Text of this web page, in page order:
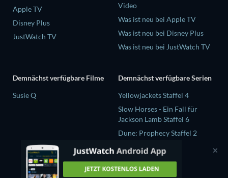
Apple TV
Disney Plus
JustWatch TV
Video
Was ist neu bei Apple TV
Was ist neu bei Disney Plus
Was ist neu bei JustWatch TV
Demnächst verfügbare Filme
Susie Q
Demnächst verfügbare Serien
Yellowjackets Staffel 4
Slow Horses - Ein Fall für
Jackson Lamb Staffel 6
Dune: Prophecy Staffel 2
The Gentlemen Staffel 2
Love Is Blind: UK Staffel 3